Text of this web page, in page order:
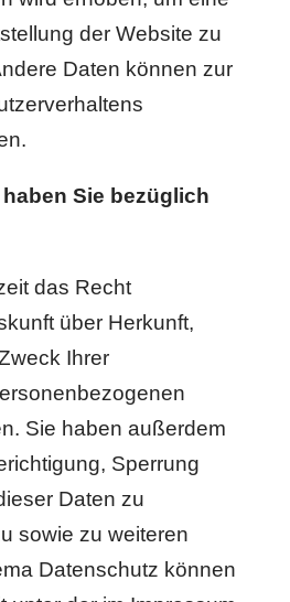
der Website zu
Daten können zur
Sie bezüglich
das Recht
über Herkunft,
Ihrer
Sie haben außerdem
Sperrung
Daten zu
sowie zu weiteren
Datenschutz können